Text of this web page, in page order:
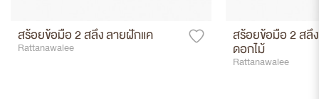
สร้อยข้อมือ 2 สลึง ลายฝักแค
Rattanawalee
สร้อยข้อมือ 2 สลึ
ดอกไม้
Rattanawalee